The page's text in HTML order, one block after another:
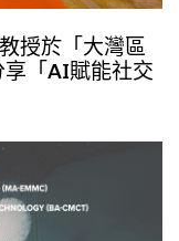
授於「大灣區
享「AI賦能社交